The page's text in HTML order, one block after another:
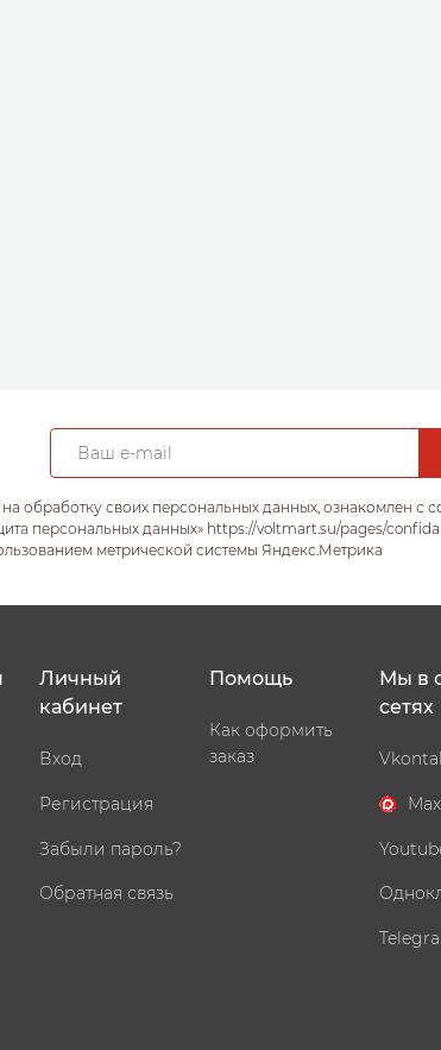
обработку своих персональных данных, ознакомлен
персональных данных» https://voltmart.su/pages/
метрической системы Яндекс.Метрика
Личный
кабинет
Вход
Регистрация
Забыли пароль?
Обратная связь
Помощь
Как оформить
заказ
Мы в
сетях
Max